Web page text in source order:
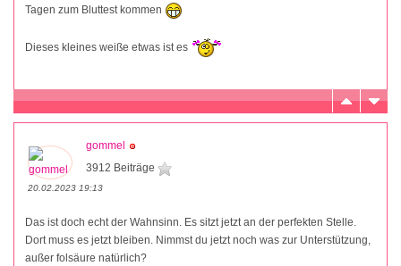
Tagen zum Bluttest kommen
Dieses kleines weiße etwas ist es
gommel
3912 Beiträge
20.02.2023 19:13
Das ist doch echt der Wahnsinn. Es sitzt jetzt an der perfekten Stelle.
Dort muss es jetzt bleiben. Nimmst du jetzt noch was zur Unterstützung,
außer folsäure natürlich?